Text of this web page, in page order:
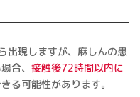
出現しますが、麻しんの患
合、 接触後72時間以内に
る可能性があります。